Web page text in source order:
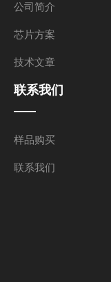
公司简介
芯片方案
技术文章
联系我们
样品购买
联系我们